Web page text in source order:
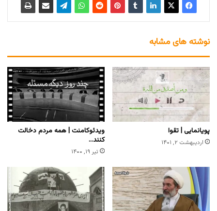
نوشته های مشابه
پویانمایی | تقوا
اردیبهشت ۲, ۱۴۰۱
ویدئوکامنت | همه مردم دخالت
کنند…
تیر ۱۹, ۱۴۰۰